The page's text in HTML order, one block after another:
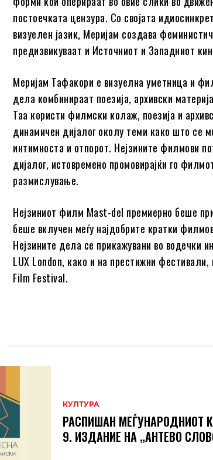
постоечката цензура. Со својата
визуелен јазик, Меријам создава
предизвикуваат и Источниот и Западниот
Меријам Тафакори е визуелна уметница и
дела комбинираат поезија, архивски
Таа користи филмски колаж, поезија и
динамичен дијалог околу теми како што се
интимноста и отпорот. Нејзините филмови
дијалог, истовремено промовирајќи го
размислување.
Нејзиниот филм Mast-del премиерно беше
беше вклучен меѓу најдобрите кратки
Нејзините дела се прикажувани во водечки
LUX London, како и на престижни
Film Festival.
КУЛТУРА
РАСПИШАН МЕЃУНАРОДНИОТ
9. ИЗДАНИЕ НА „АНТЕВО